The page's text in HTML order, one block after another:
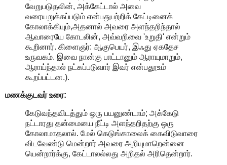
வேறுபடுதலின், அக்கேட்டால் அவை
வரையறுக்கப்படும் என்பதுபற்றிக் கேட்டினைக்
கோலாக்கியும்,அதனால் அவரை அளந்தறிந்தால்
ஆவாரையே கோடலின், அவ்வறிவை 'உறுதி' என்றும்
கூறினார். கிளைஞர்: ஆகுபெயர், இஃது ஏகதேச
உருவகம். இவை நான்கு பாட்டானும் ஆராயுமாறும்,
ஆராய்ந்தால் நட்கப்படுவார் இவர் என்பதூஉம்
கூறப்பட்டன.).
மணக்குடவர் உரை:
கேடுவந்தவிடத்தும் ஒரு பயனுண்டாம்; அக்கேடு
நட்டாரது தன்மையை நீட்டி அளந்தறிதற்கு ஒரு
கோலாமாதலால். மேல் கெடுங்காலைக் கைவிடுவாரை
விடவேண்டு மென்றார் அவரை அறியுமாறென்னை
யென்றார்க்கு, கேட்டாலல்லது அறிதல் அரிதென்றார்.